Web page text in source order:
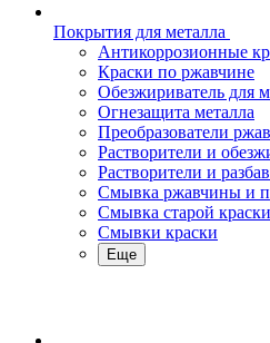
Покрытия для металла
Антикоррозионные
Краски по ржавчине
Обезжириватель для
Огнезащита металла
Преобразователи
Растворители и
Растворители и
Смывка ржавчины и
Смывка старой краски
Смывки краски
Еще